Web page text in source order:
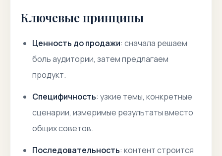
Ключевые принципы
Ценность до продажи: сначала решаем
боль аудитории, затем предлагаем
продукт.
Специфичность: узкие темы, конкретные
сценарии, измеримые результаты вместо
общих советов.
Последовательность: контент строится